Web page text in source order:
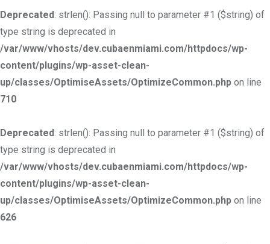
Deprecated: strlen(): Passing null to parameter #1 ($string) of
type string is deprecated in
/var/www/vhosts/dev.cubaenmiami.com/httpdocs/wp-
content/plugins/wp-asset-clean-
up/classes/OptimiseAssets/OptimizeCommon.php on line
710
Deprecated: strlen(): Passing null to parameter #1 ($string) of
type string is deprecated in
/var/www/vhosts/dev.cubaenmiami.com/httpdocs/wp-
content/plugins/wp-asset-clean-
up/classes/OptimiseAssets/OptimizeCommon.php on line
626